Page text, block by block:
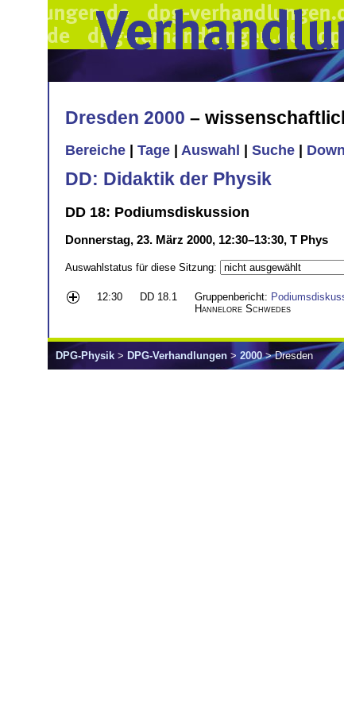
Dresden 2000 –
Bereiche Tage Auswahl Suche
DD: Didaktik der Physik
DD 18: Podiumsdiskussion
Donnerstag, 23. März 2000, 12:30–13:30, T Phys
Auswahlstatus für diese Sitzung:
12:30 DD 18.1 Gruppenbericht:
Hannelore Schwedes
DPG-Physik > DPG-Verhandlungen > 2000> Dresden